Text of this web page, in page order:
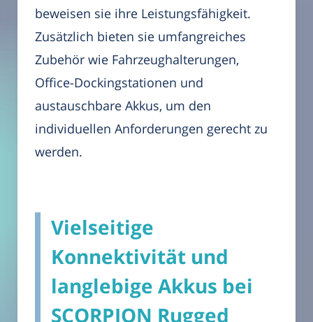
beweisen sie ihre Leistungsfähigkeit.
Zusätzlich bieten sie umfangreiches
Zubehör wie Fahrzeughalterungen,
Office-Dockingstationen und
austauschbare Akkus, um den
individuellen Anforderungen gerecht zu
werden.
Vielseitige
Konnektivität und
langlebige Akkus bei
SCORPION Rugged